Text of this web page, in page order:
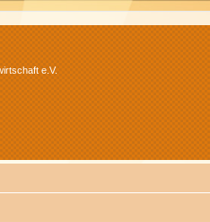
e.V.